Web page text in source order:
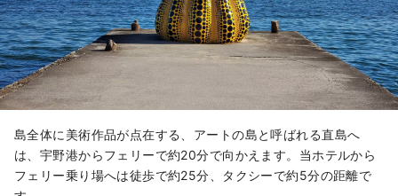
島全体に美術作品が点在する、アートの島と呼ばれる直島へ
は、宇野港からフェリーで約20分で向かえます。当ホテルから
フェリー乗り場へは徒歩で約25分、タクシーで約5分の距離で